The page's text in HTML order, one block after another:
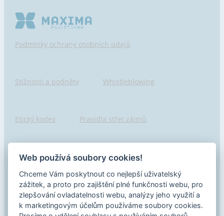
Podmínky ochrany osobních údajů
Stížnosti a podněty Whistleblowing
Etický kodex Pravidla střet zájmů
Hlášení porušení Pojišťovny seznam
Informace o samostatném zprostředkovateli
Web používá soubory cookies!
Chceme Vám poskytnout co nejlepší uživatelský
zážitek, a proto pro zajištění plné funkčnosti webu, pro
zlepšování ovladatelnosti webu, analýzy jeho využití a
k marketingovým účelům používáme soubory cookies.